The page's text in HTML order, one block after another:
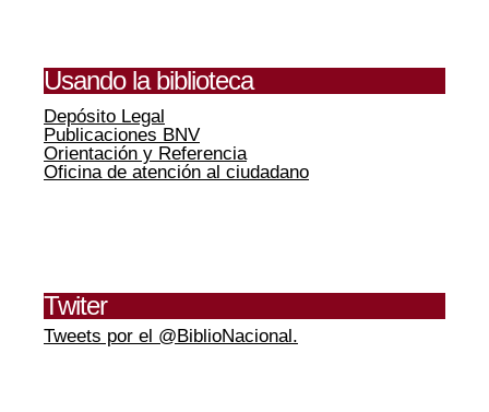
Usando la biblioteca
Depósito Legal
Publicaciones BNV
Orientación y Referencia
Oficina de atención al ciudadano
Twiter
Tweets por el @BiblioNacional.